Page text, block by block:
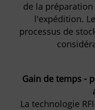
de la
l'expédition.
processus de
Gain de temps -
La technologie